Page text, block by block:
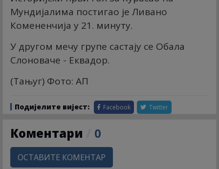
Мундијалима постигао је Ливано
Комененчија у 21. минуту.
У другом мечу групе састају се Обала
Слоноваче - Еквадор.
(Тањуг) Фото: АП
Подијелите вијест: Facebook Twitter
Коментари 0
ОСТАВИТЕ КОМЕНТАР